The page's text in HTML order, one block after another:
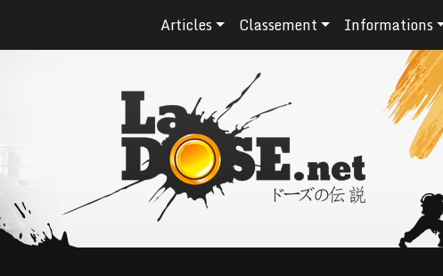
Articles Classement Informations